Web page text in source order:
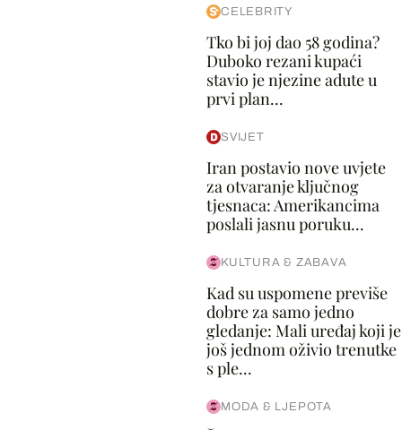
CELEBRITY
Tko bi joj dao 58 godina?
Duboko rezani kupaći
stavio je njezine adute u
prvi plan...
SVIJET
Iran postavio nove uvjete
za otvaranje ključnog
tjesnaca: Amerikancima
poslali jasnu poruku...
KULTURA & ZABAVA
Kad su uspomene previše
dobre za samo jedno
gledanje: Mali uređaj koji je
još jednom oživio trenutke
s ple...
MODA & LJEPOTA